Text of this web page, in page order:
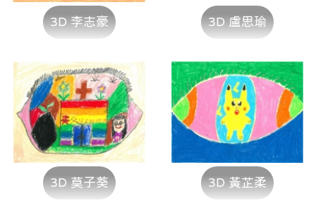
3D 李志豪 3D 盧思瑜
3D 莫子葵 3D 黃芷柔